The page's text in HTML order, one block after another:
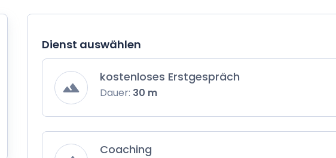
Dienst auswählen
kostenloses Erstgespräch
Dauer: 30 m
Coaching